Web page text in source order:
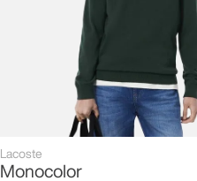
Lacoste
Monocolor